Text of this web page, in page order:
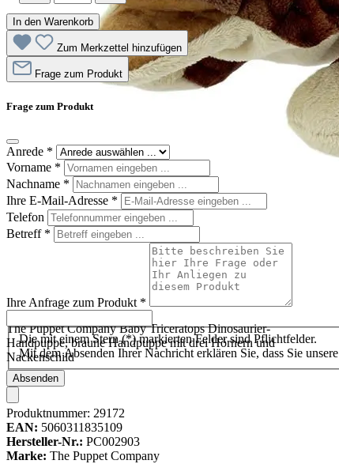
The Puppet Company Baby Triceratops Dinosaurier-
Handpuppe, braune Handpuppe mit drei Hörnern und
Nackenschild
In den Warenkorb
Zum Merkzettel hinzufügen
Frage zum Produkt
Frage zum Produkt
Anrede *
Vorname *
Nachname *
Ihre E-Mail-Adresse *
Telefon
Betreff *
Ihre Anfrage zum Produkt *
Die mit einem Stern (*) markierten Felder sind Pflichtfelder.
Mit dem Absenden Ihrer Nachricht erklären Sie, dass Sie unsere
Absenden
Produktnummer: 29172
EAN: 5060311835109
Hersteller-Nr.: PC002903
Marke: The Puppet Company